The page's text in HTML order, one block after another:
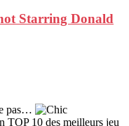
Starring Donald
pas…
TOP 10 des meilleurs jeu